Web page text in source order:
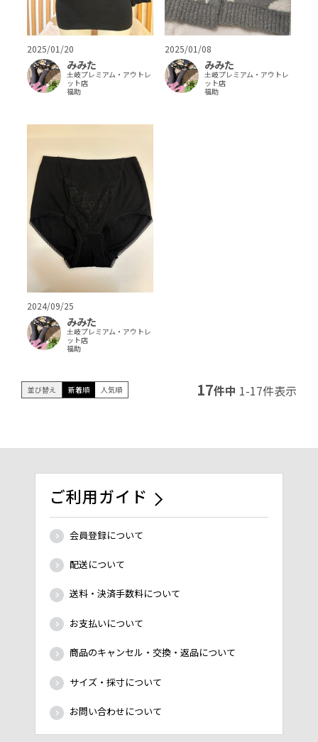
2025/01/20
みみた
土岐プレミアム・アウトレ
ット店
福助
2025/01/08
みみた
土岐プレミアム・アウトレ
ット店
福助
2024/09/25
みみた
土岐プレミアム・アウトレ
ット店
福助
並び替え 新着順 人気順 17件中 1-17件表示
ご利用ガイド
会員登録について
配送について
送料・決済手数料について
お支払いについて
商品のキャンセル・交換・返品について
サイズ・採寸について
お問い合わせについて